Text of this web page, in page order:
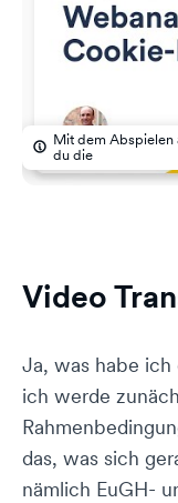
Mit dem Abspielen
du die
Video
Ja, was habe
ich werde
das, was sich
nämlich EuGH-